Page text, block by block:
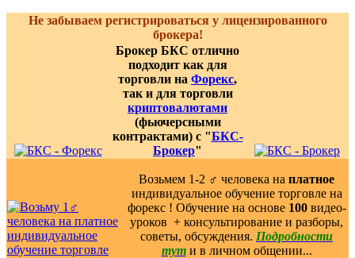
Не забываем регистрироваться у лицензированного
брокера!
Брокер БКС отлично
подходит как для
торговли на Форекс,
так и для торговли
криптовалютами
(фьючерсными
контрактами) с "БКС-
Брокер"
Возьмем 1-2 ‍♂️ человека на платное
индивидуальное обучение торговле на
форекс ! Обучение на основе 100видео-
уроков ️ + консультирование и разборы,
советы, обсуждения. Подробности
тут и в личном общении...